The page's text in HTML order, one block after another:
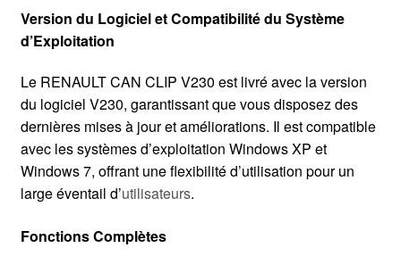
Version du Logiciel et Compatibilité du Système
d’Exploitation
Le RENAULT CAN CLIP V230 est livré avec la version
du logiciel V230, garantissant que vous disposez des
dernières mises à jour et améliorations. Il est compatible
avec les systèmes d’exploitation Windows XP et
Windows 7, offrant une flexibilité d’utilisation pour un
large éventail d’utilisateurs.
Fonctions Complètes